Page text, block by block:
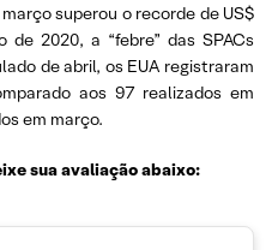
superou o recorde de US$
2020, a “febre” das SPACs
de abril, os EUA registraram
aos 97 realizados em
em março.
sua avaliação abaixo: